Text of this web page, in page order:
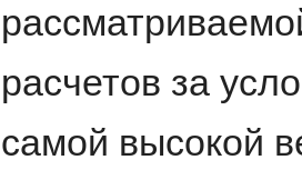
расчетов за
самой высокой